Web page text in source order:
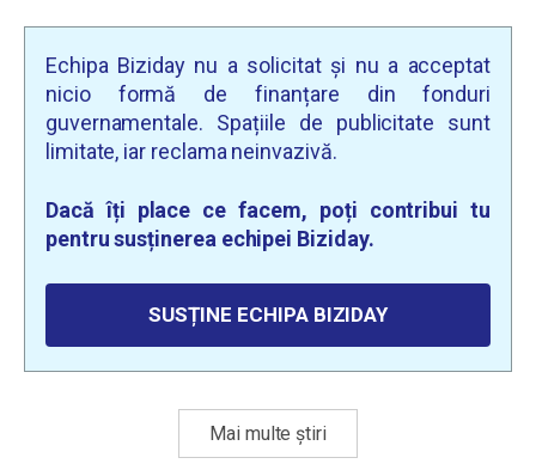
Echipa Biziday nu a solicitat și nu a acceptat
nicio formă de finanțare din fonduri
guvernamentale. Spațiile de publicitate sunt
limitate, iar reclama neinvazivă.
Dacă îți place ce facem, poți contribui tu
pentru susținerea echipei Biziday.
SUSȚINE ECHIPA BIZIDAY
Mai multe știri